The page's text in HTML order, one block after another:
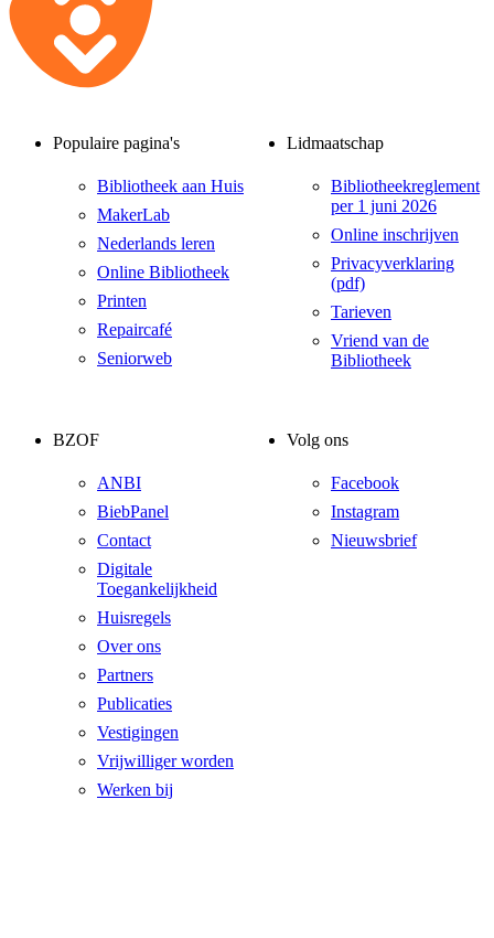
Populaire pagina's
Bibliotheek aan Huis
MakerLab
Nederlands leren
Online Bibliotheek
Printen
Repaircafé
Seniorweb
Lidmaatschap
Bibliotheekreglement
per 1 juni 2026
Online inschrijven
Privacyverklaring
(pdf)
Tarieven
Vriend van de
Bibliotheek
BZOF
ANBI
BiebPanel
Contact
Digitale
Toegankelijkheid
Huisregels
Over ons
Partners
Publicaties
Vestigingen
Vrijwilliger worden
Werken bij
Volg ons
Facebook
Instagram
Nieuwsbrief